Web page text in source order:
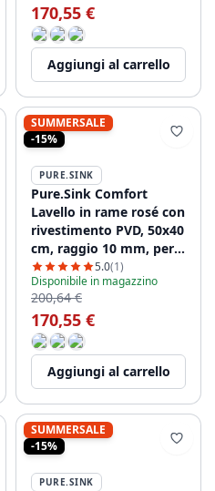
170,55 €
Aggiungi al carrello
SUMMERSALE
-15%
PURE.SINK
Pure.Sink Comfort
Lavello in rame rosé con
rivestimento PVD, 50x40
cm, raggio 10 mm, per
incasso, a filo piano e a
filo muro PCM5040-62
5.0(1)
Disponibile in magazzino
200,64 €
170,55 €
Aggiungi al carrello
SUMMERSALE
-15%
PURE.SINK